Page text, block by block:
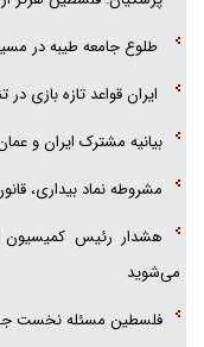
طلوع جامعه طیبه در
ایران قواعد تازه بازی
بیانیه مشترک ایران و
مشروطه نماد بیداری،
هشدار رئیس کمیسیون
می‌شوید
فلسطین مسئله نخست